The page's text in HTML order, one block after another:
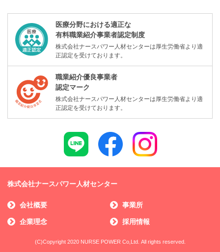
医療分野における適正な
有料職業紹介事業者認定制度
株式会社ナースパワー人材センターは厚生労働省より適
正認定を受けております。
職業紹介優良事業者
認定マーク
株式会社ナースパワー人材センターは厚生労働省より適
正認定を受けております。
株式会社ナースパワー人材センター
会社概要 事業所
企業理念 採用情報
(C)Copyright 2020 NURSE POWER Co,Ltd. All rights reserved.